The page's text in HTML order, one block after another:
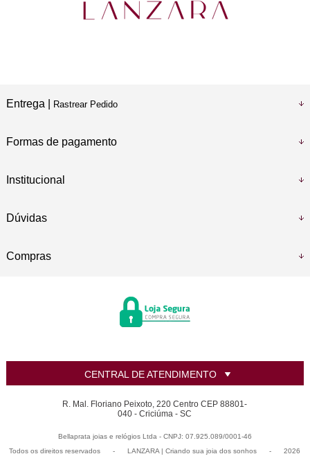
Entrega | Rastrear Pedido
Formas de pagamento
Institucional
Dúvidas
Compras
CENTRAL DE ATENDIMENTO
R. Mal. Floriano Peixoto, 220 Centro CEP 88801-
040 - Criciúma - SC
Bellaprata joias e relógios Ltda - CNPJ: 07.925.089/0001-46
Todos os direitos reservados
- LANZARA | Criando sua joia dos sonhos - 2026